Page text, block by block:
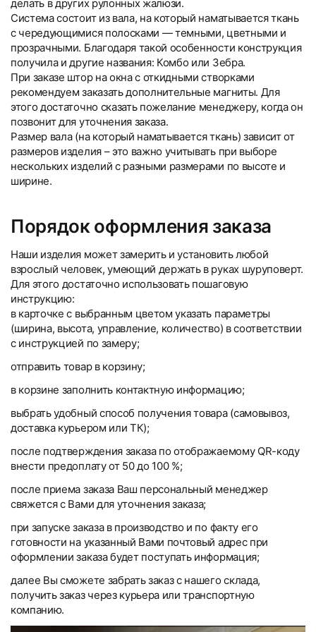
делать в других рулонных жалюзи.
Система состоит из вала, на который наматывается ткань
с чередующимися полосками — темными, цветными и
прозрачными. Благодаря такой особенности конструкция
получила и другие названия: Комбо или Зебра.
При заказе штор на окна с откидными створками
рекомендуем заказать дополнительные магниты. Для
этого достаточно сказать пожелание менеджеру, когда он
позвонит для уточнения заказа.
Размер вала (на который наматывается ткань) зависит от
размеров изделия – это важно учитывать при выборе
нескольких изделий с разными размерами по высоте и
ширине.
Порядок оформления заказа
Наши изделия может замерить и установить любой
взрослый человек, умеющий держать в руках шуруповерт.
Для этого достаточно использовать пошаговую
инструкцию:
в карточке с выбранным цветом указать параметры
(ширина, высота, управление, количество) в соответствии
с инструкцией по замеру;
отправить товар в корзину;
в корзине заполнить контактную информацию;
выбрать удобный способ получения товара (самовывоз,
доставка курьером или ТК);
после подтверждения заказа по отображаемому QR-коду
внести предоплату от 50 до 100 %;
после приема заказа Ваш персональный менеджер
свяжется с Вами для уточнения заказа;
при запуске заказа в производство и по факту его
готовности на указанный Вами почтовый адрес при
оформлении заказа будет поступать информация;
далее Вы сможете забрать заказ с нашего склада,
получить заказ через курьера или транспортную
компанию.